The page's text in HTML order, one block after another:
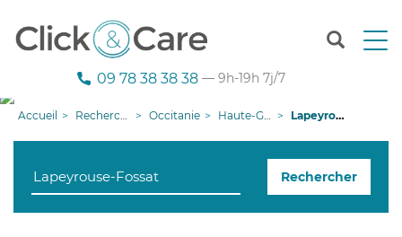
T
n
g
09 78 38 38 38 — 9h-19h 7j/7
Accueil Recherche aide à domicile Occitanie Haute-Garonne Lapeyrouse-Fossat
Rechercher